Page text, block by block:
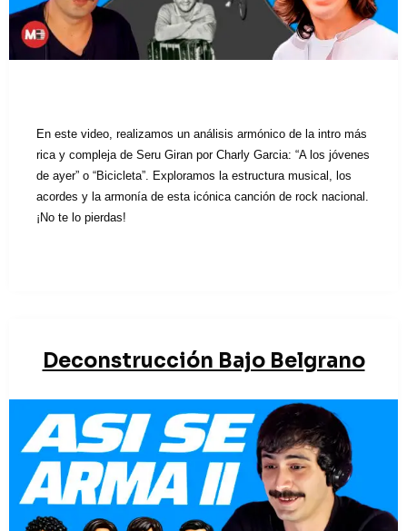
En este video, realizamos un análisis armónico de la intro más
rica y compleja de Seru Giran por Charly Garcia: “A los jóvenes
de ayer” o “Bicicleta”. Exploramos la estructura musical, los
acordes y la armonía de esta icónica canción de rock nacional.
¡No te lo pierdas!
Deconstrucción Bajo Belgrano